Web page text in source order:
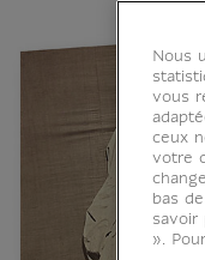
Nous
vous
ceux
votre
bas
savoir
».